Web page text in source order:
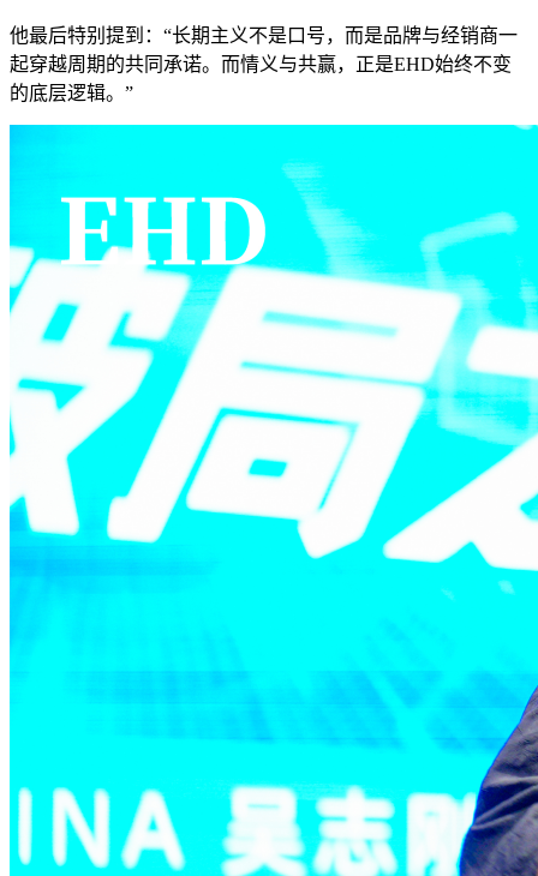
他最后特别提到：“长期主义不是口号，而是品牌与经销商一
起穿越周期的共同承诺。而情义与共赢，正是EHD始终不变
的底层逻辑。”